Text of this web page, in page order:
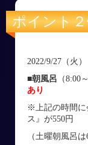
ポイント
2022/9/27（火）
■朝風呂 （8:00
あり
※上記の時間に
ス』が550円
（土曜朝風呂